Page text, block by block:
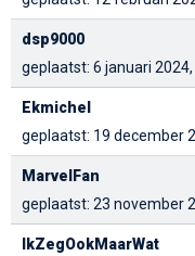
dsp9000
geplaatst: 6 januari
Ekmichel
geplaatst: 19 december
MarvelFan
geplaatst: 23 november
IkZegOokMaarWat